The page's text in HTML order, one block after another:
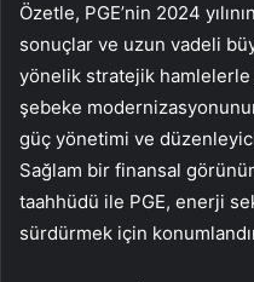
Özetle, PGE’nin 2024
sonuçlar ve uzun vadeli
yönelik stratejik
şebeke
güç yönetimi ve
Sağlam bir finansal
taahhüdü ile PGE, enerji
sürdürmek için